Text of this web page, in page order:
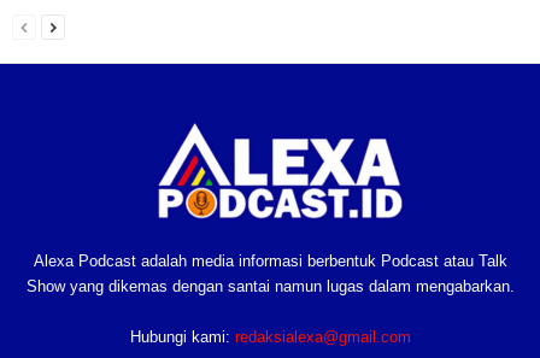
Alexa Podcast adalah media informasi berbentuk Podcast atau Talk
Show yang dikemas dengan santai namun lugas dalam mengabarkan.
Hubungi kami: redaksialexa@gmail.com